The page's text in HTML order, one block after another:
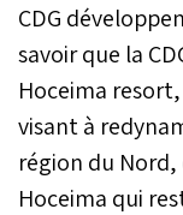
CDG
savoir que la
Hoceima
visant à
région du
Hoceima qui